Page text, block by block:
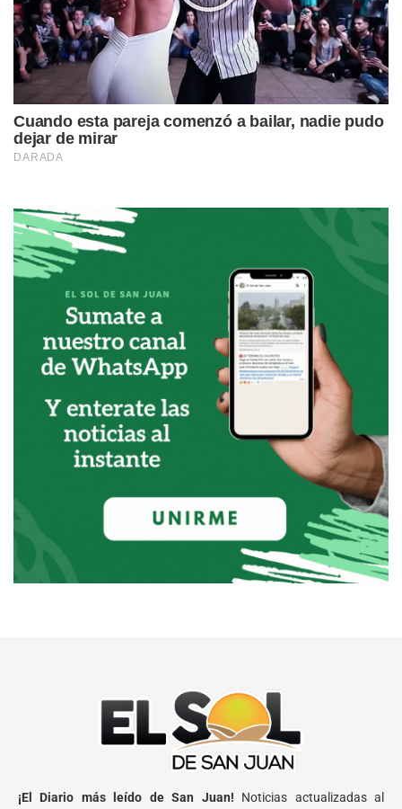
¡El Diario más leído de San Juan! Noticias actualizadas al